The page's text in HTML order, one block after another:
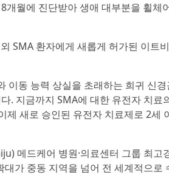
월에 진단받아 생애 대부분을 휠체
SMA 환자에게 새롭게 허가된 이트
이동 능력 상실을 초래하는 희귀 신
. 지금까지 SMA에 대한 유전자 치료
제 새로 승인된 유전자 치료제로 2세
메드케어 병원·의료센터 그룹 최고
대가 중동 지역을 넘어 전 세계적으